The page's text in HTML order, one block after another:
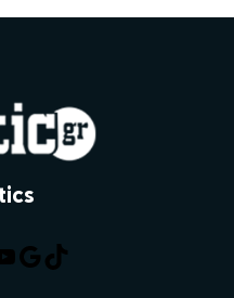
Google
TikTok